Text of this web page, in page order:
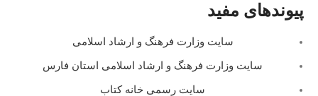
پیوندهای مفید
سایت وزارت فرهنگ و ارشاد اسلامی
سایت وزارت فرهنگ و ارشاد اسلامی استان فارس
سایت رسمی خانه کتاب